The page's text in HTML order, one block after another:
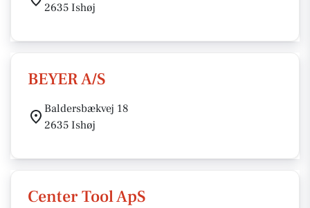
2635 Ishøj
BEYER A/S
Baldersbækvej 18
2635 Ishøj
Center Tool ApS